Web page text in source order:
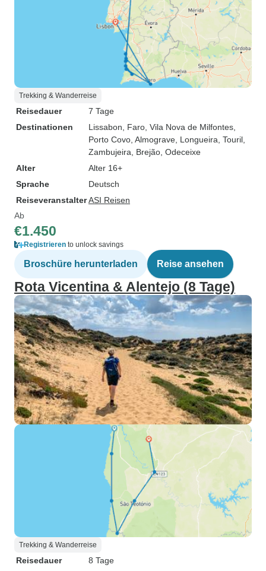
Trekking & Wanderreise
Reisedauer
7 Tage
Destinationen
Lissabon , Faro , Vila Nova de Milfontes
Porto Covo , Almograve , Longueira , Touril
Zambujeira , Brejão , Odeceixe
Alter
Alter 16+
Sprache
Deutsch
ReiseveranstalterASI Reisen
Ab
€1.450
Registrieren to unlock savings
Broschüre herunterladen Reise ansehen
Rota Vicentina & Alentejo (8 Tage)
Trekking & Wanderreise
Reisedauer
8 Tage